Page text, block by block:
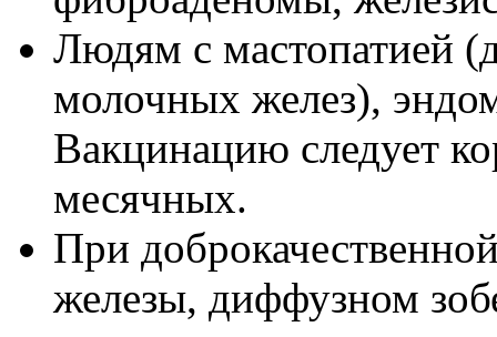
Людям с мастопатией
молочных желез),
Вакцинацию следует
месячных.
При
железы, диффузном